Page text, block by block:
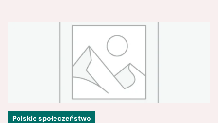
Polskie społeczeństwo